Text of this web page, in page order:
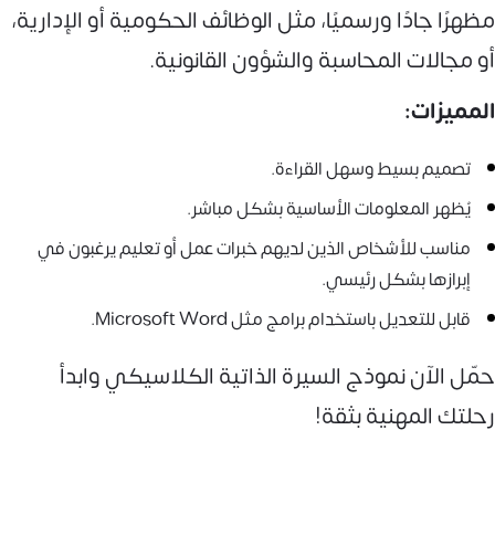
مظهرًا جادًا ورسميًا، مثل الوظائف الحكومية أو الإدارية،
أو مجالات المحاسبة والشؤون القانونية.
المميزات:
تصميم بسيط وسهل القراءة.
يُظهر المعلومات الأساسية بشكل مباشر.
مناسب للأشخاص الذين لديهم خبرات عمل أو تعليم يرغبون في
إبرازها بشكل رئيسي.
قابل للتعديل باستخدام برامج مثل Microsoft Word.
حمّل الآن نموذج السيرة الذاتية الكلاسيكي وابدأ
رحلتك المهنية بثقة!